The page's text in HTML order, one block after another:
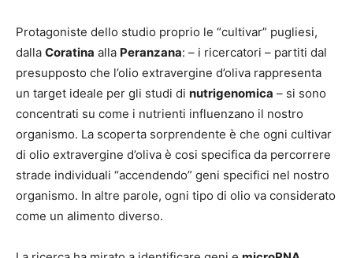
Protagoniste dello studio proprio le “cultivar” pugliesi,
dalla Coratina alla Peranzana: – i ricercatori – partiti dal
presupposto che l’olio extravergine d’oliva rappresenta
un target ideale per gli studi di nutrigenomica – si sono
concentrati su come i nutrienti influenzano il nostro
organismo. La scoperta sorprendente è che ogni cultivar
di olio extravergine d’oliva è cosi specifica da percorrere
strade individuali “accendendo” geni specifici nel nostro
organismo. In altre parole, ogni tipo di olio va considerato
come un alimento diverso.